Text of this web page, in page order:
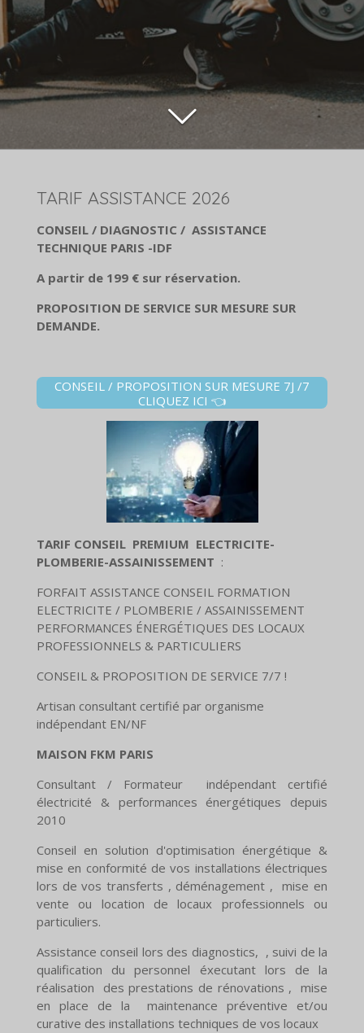
TARIF ASSISTANCE 2026
CONSEIL / DIAGNOSTIC / ASSISTANCE
TECHNIQUE PARIS -IDF
A partir de 199 € sur réservation.
PROPOSITION DE SERVICE SUR MESURE SUR
DEMANDE.
CONSEIL / PROPOSITION SUR MESURE 7J /7
CLIQUEZ ICI 👈
TARIF CONSEIL PREMIUM ELECTRICITE-
PLOMBERIE-ASSAINISSEMENT :
FORFAIT ASSISTANCE CONSEIL FORMATION
ELECTRICITE / PLOMBERIE / ASSAINISSEMENT
PERFORMANCES ÉNERGÉTIQUES DES LOCAUX
PROFESSIONNELS & PARTICULIERS
CONSEIL & PROPOSITION DE SERVICE 7/7 !
Artisan consultant certifié par organisme
indépendant EN/NF
MAISON FKM PARIS
Consultant / Formateur indépendant certifié
électricité & performances énergétiques depuis
2010
Conseil en solution d'optimisation énergétique &
mise en conformité de vos installations électriques
lors de vos transferts , déménagement , mise en
vente ou location de locaux professionnels ou
particuliers.
Assistance conseil lors des diagnostics, , suivi de la
qualification du personnel éxecutant lors de la
réalisation des prestations de rénovations , mise
en place de la maintenance préventive et/ou
curative des installations techniques de vos locaux